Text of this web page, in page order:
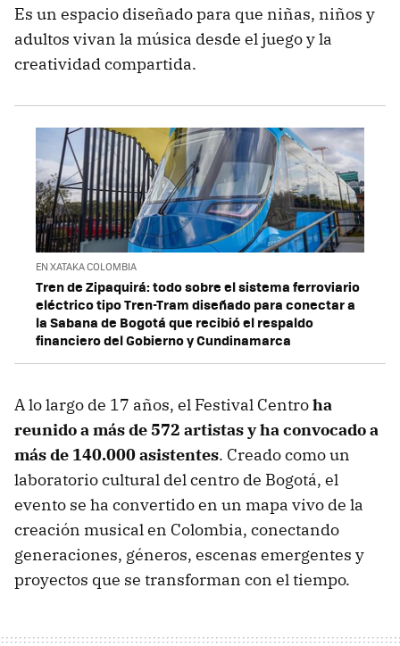
Es un espacio diseñado para que niñas, niños y
adultos vivan la música desde el juego y la
creatividad compartida.
EN XATAKA COLOMBIA
Tren de Zipaquirá: todo sobre el sistema ferroviario
eléctrico tipo Tren-Tram diseñado para conectar a
la Sabana de Bogotá que recibió el respaldo
financiero del Gobierno y Cundinamarca
A lo largo de 17 años, el Festival Centroha
reunido a más de572 artistasy ha convocado a
más de 140.000 asistentes. Creado como un
laboratorio cultural del centro de Bogotá, el
evento se ha convertido en un mapa vivo de la
creación musical en Colombia, conectando
generaciones, géneros, escenas emergentes y
proyectos que se transforman con el tiempo.